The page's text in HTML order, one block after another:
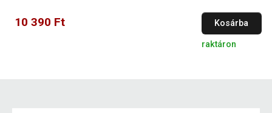
10 390 Ft Kosárba
raktáron